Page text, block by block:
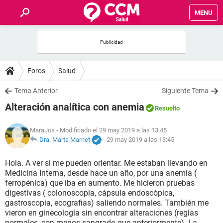
MENU
FOROS
SALUD
NUTRICIÓN
BIENESTAR
SEXUALIDAD
GLOSARIO
Foros Salud
Tema Anterior Siguiente Tema
Alteración analítica con anemia Resuelto
MaraJos - Modificado el 29 may 2019 a las 13:45
Dra. Marta Marnet
- 29 may 2019 a las 13:45
Hola. A ver si me pueden orientar. Me estaban llevando en
Medicina Interna, desde hace un año, por una anemia (
ferropénica) que iba en aumento. Me hicieron pruebas
digestivas ( colonoscopia, cápsula endoscópica,
gastroscopia, ecografias) saliendo normales. También me
vieron en ginecología sin encontrar alteraciones (reglas